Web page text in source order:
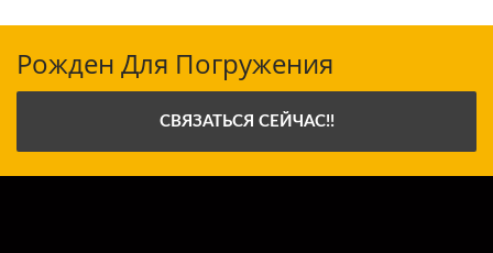
Рожден Для Погружения
СВЯЗАТЬСЯ СЕЙЧАС!!